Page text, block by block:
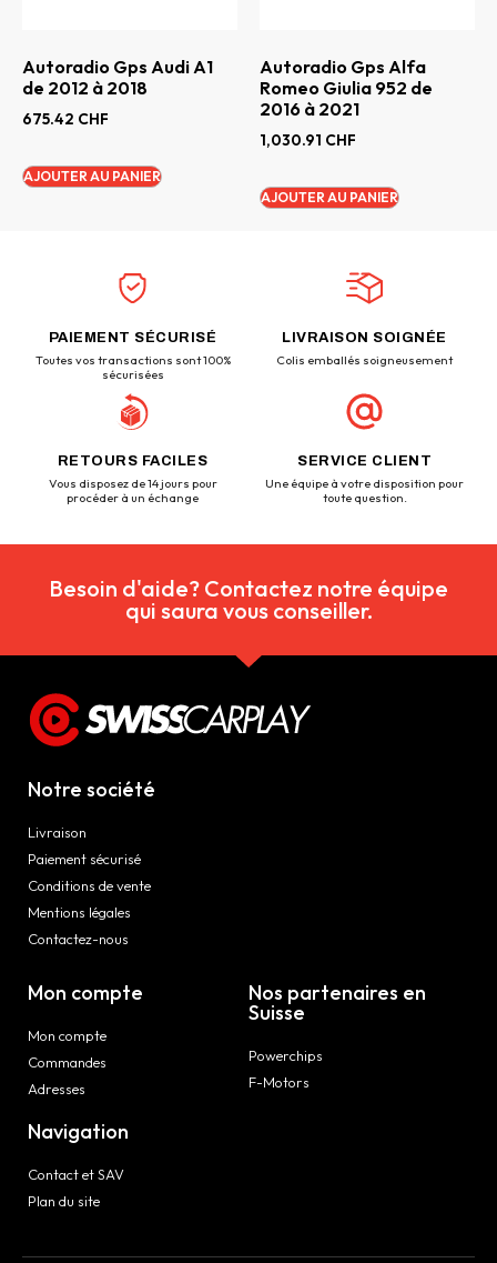
Autoradio Gps Audi A1
de 2012 à 2018
675.42 CHF
AJOUTER AU PANIER
Autoradio Gps Alfa
Romeo Giulia 952 de
2016 à 2021
1,030.91 CHF
AJOUTER AU PANIER
PAIEMENT SÉCURISÉ
Toutes vos transactions sont 100%
sécurisées
LIVRAISON SOIGNÉE
Colis emballés soigneusement
RETOURS FACILES
Vous disposez de 14 jours pour
procéder à un échange
SERVICE CLIENT
Une équipe à votre disposition pour
toute question.
Besoin d'aide? Contactez notre équipe
qui saura vous conseiller.
Notre société
Livraison
Paiement sécurisé
Conditions de vente
Mentions légales
Contactez-nous
Mon compte
Mon compte
Commandes
Adresses
Navigation
Contact et SAV
Plan du site
Nos partenaires en
Suisse
Powerchips
F-Motors